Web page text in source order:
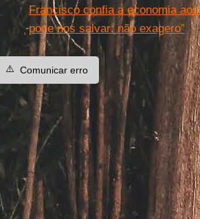
Francisco confia a economia
pode nos salvar: não exagero”
⚠️ Comunicar erro